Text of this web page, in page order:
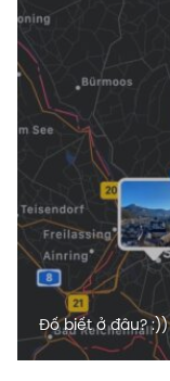
Đố biết ở đâu? :))